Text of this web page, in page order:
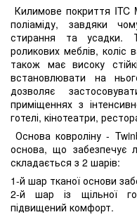
Килимове покриття ITC
поліаміду, завдяки
стирання та усадки.
роликових меблів, коліс
також має високу
встановлювати на
дозволяє
приміщеннях з
готелі, кінотеатри,
Основа ковроліну -
основа, що забезпечує
складається з 2 шарів:
1-й шар тканої основи
2-й шар із щільної
підвищений комфорт.